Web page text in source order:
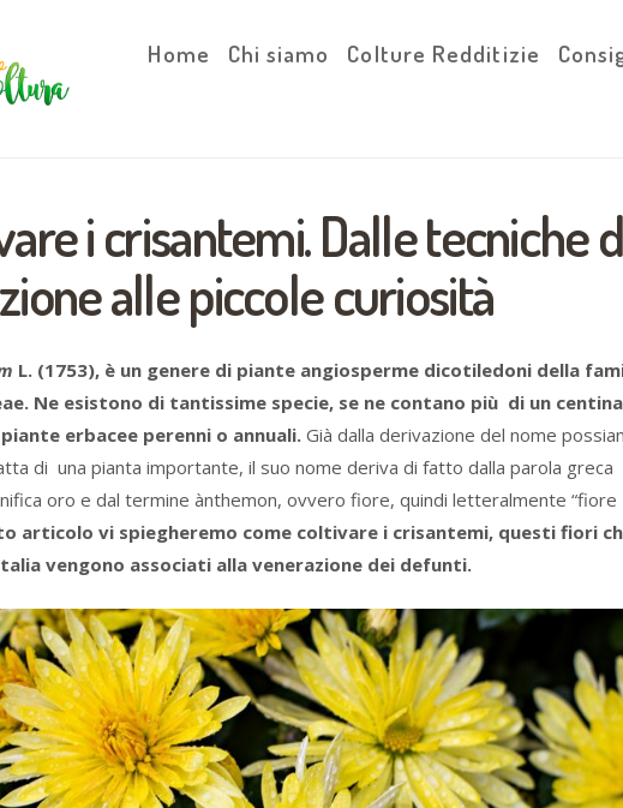
Home Chi siamo Colture Redditizie
i crisantemi. Dalle tecniche
alle piccole curiosità
L. (1753), è un genere di piante angiosperme dicotiledoni della
Ne esistono di tantissime specie, se ne contano più di un
erbacee perenni o annuali. Già dalla derivazione del nome
di una pianta importante, il suo nome deriva di fatto dalla parola greca
oro e dal termine ànthemon, ovvero fiore, quindi letteralmente “fiore
articolo vi spiegheremo come coltivare i crisantemi, questi fiori
vengono associati alla venerazione dei defunti.